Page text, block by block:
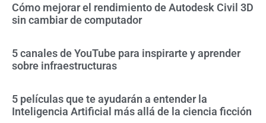
Cómo mejorar el rendimiento de Autodesk Civil 3D
sin cambiar de computador
5 canales de YouTube para inspirarte y aprender
sobre infraestructuras
5 películas que te ayudarán a entender la
Inteligencia Artificial más allá de la ciencia ficción